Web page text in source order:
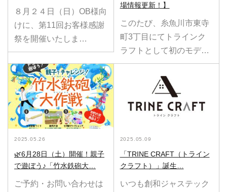
８月２４日（日）OB様向
けに、第11回お客様感謝
祭を開催いたしま…
場情報更新！】
このたび、糸魚川市東寺
町3丁目にてトラインク
ラフトとして初のモデ…
2025.05.26
🌿6月28日（土）開催！親子
で遊ぼう♪「竹水鉄砲大…
ご予約・お問い合わせは
2025.05.09
「TRINE CRAFT（トライン
クラフト）」誕生…
いつも創和ジャステック